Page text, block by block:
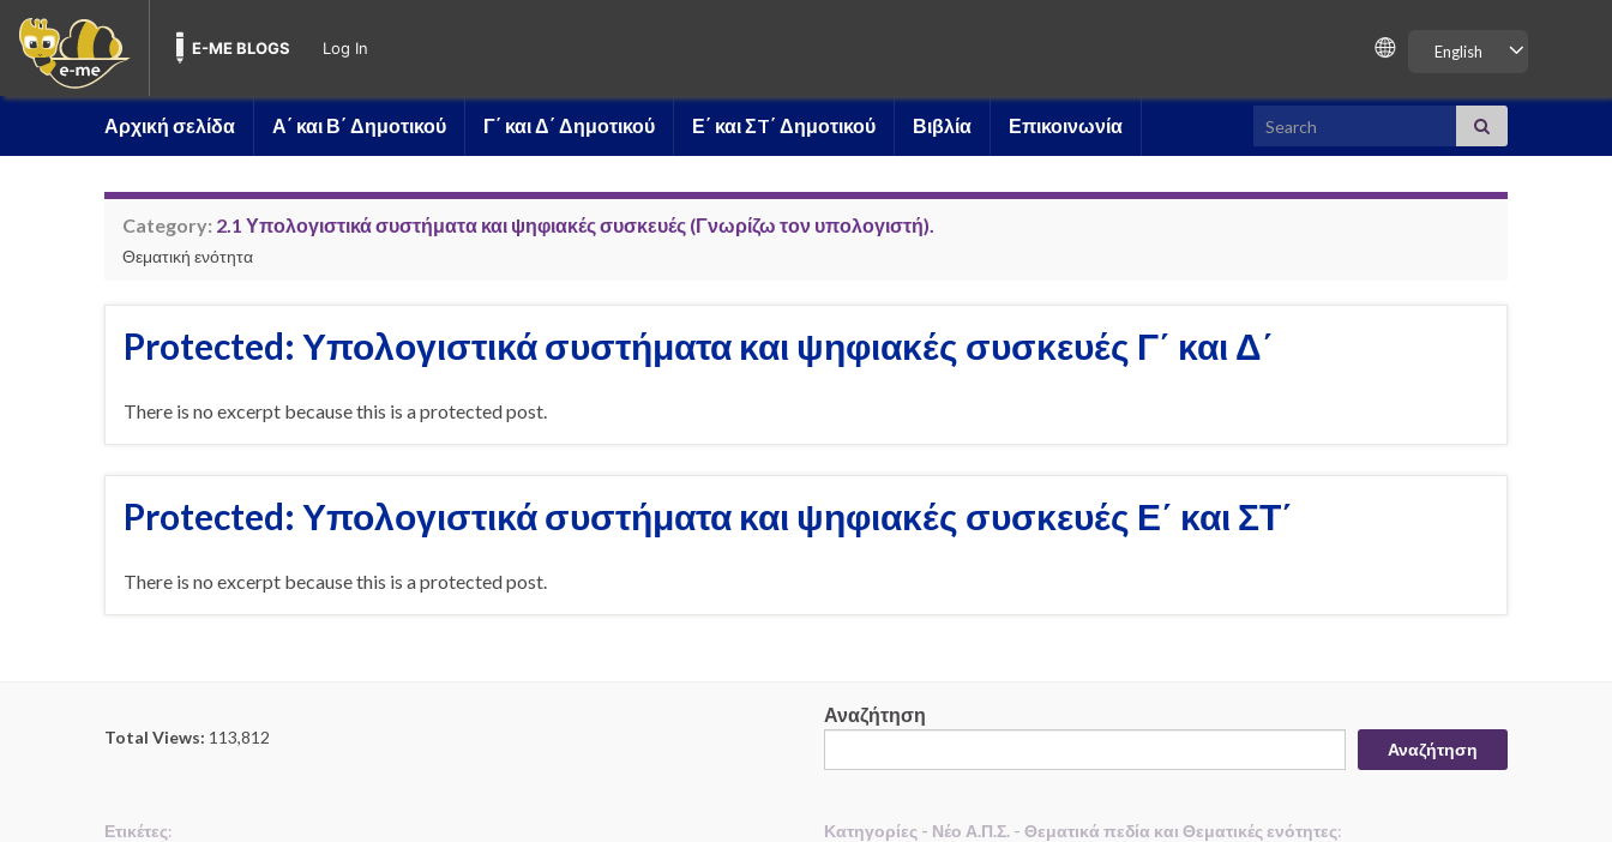
English
E-ME BLOGS Log In
Αρχική σελίδα Α΄ και Β΄ Δημοτικού Γ΄ και Δ΄ Δημοτικού Ε΄ και ΣT΄ Δημοτικού Βιβλία Επικοινωνία Search for:
Category: 2.1 Υπολογιστικά συστήματα και ψηφιακές συσκευές (Γνωρίζω τον υπολογιστή).
Θεματική ενότητα
Protected: Υπολογιστικά συστήματα και ψηφιακές συσκευές Γ΄ και Δ΄
There is no excerpt because this is a protected post.
Protected: Υπολογιστικά συστήματα και ψηφιακές συσκευές Ε΄ και ΣΤ΄
There is no excerpt because this is a protected post.
Total Views: 113,812
Αναζήτηση
Αναζήτηση
Ετικέτες: Κατηγορίες - Νέο Α.Π.Σ. - Θεματικά πεδία και Θεματικές ενότητες: